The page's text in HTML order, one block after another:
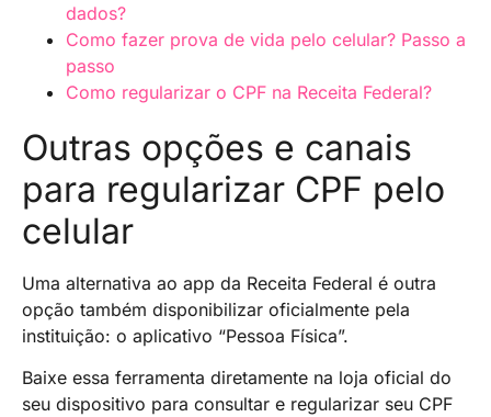
dados?
Como fazer prova de vida pelo celular? Passo a
passo
Como regularizar o CPF na Receita Federal?
Outras opções e canais
para regularizar CPF pelo
celular
Uma alternativa ao app da Receita Federal é outra
opção também disponibilizar oficialmente pela
instituição: o aplicativo “Pessoa Física”.
Baixe essa ferramenta diretamente na loja oficial do
seu dispositivo para consultar e regularizar seu CPF